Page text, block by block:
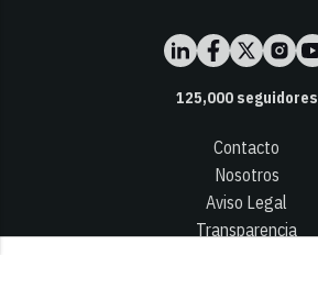
125,000seguidores
Contacto
Nosotros
Aviso Legal
Transparencia